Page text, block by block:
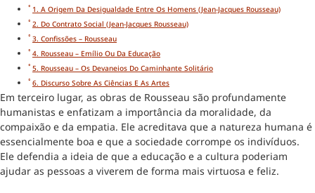
1. A Origem Da Desigualdade Entre Os Homens (Jean-Jacques Rousseau)
2. Do Contrato Social (Jean-Jacques Rousseau)
3. Confissões – Rousseau
4. Rousseau – Emílio Ou Da Educação
5. Rousseau – Os Devaneios Do Caminhante Solitário
6. Discurso Sobre As Ciências E As Artes
Em terceiro lugar, as obras de Rousseau são profundamente
humanistas e enfatizam a importância da moralidade, da
compaixão e da empatia. Ele acreditava que a natureza humana é
essencialmente boa e que a sociedade corrompe os indivíduos.
Ele defendia a ideia de que a educação e a cultura poderiam
ajudar as pessoas a viverem de forma mais virtuosa e feliz.